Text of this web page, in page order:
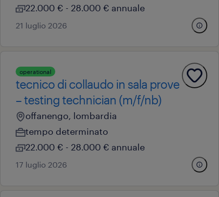
22.000 € - 28.000 € annuale
21 luglio 2026
operational
tecnico di collaudo in sala prove
– testing technician (m/f/nb)
offanengo, lombardia
tempo determinato
22.000 € - 28.000 € annuale
17 luglio 2026